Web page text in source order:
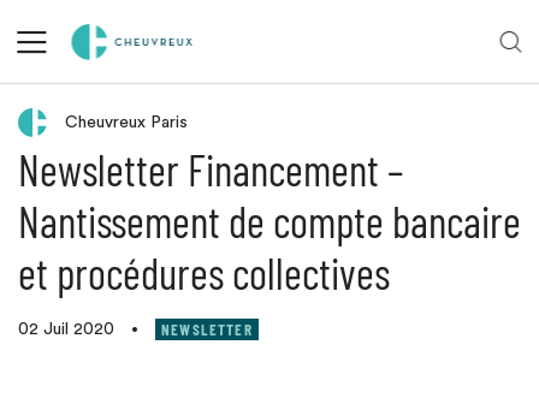
Retour aux actualités
Cheuvreux Paris
Newsletter Financement –
Nantissement de compte bancaire
et procédures collectives
02 Juil 2020 • NEWSLETTER